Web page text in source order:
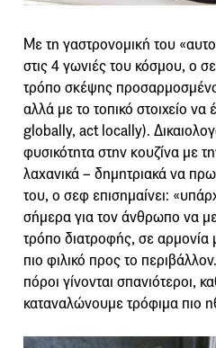
Με τη γαστρονομική του
στις 4 γωνιές του κόσμου, ο
τρόπο σκέψης
αλλά με το τοπικό στοιχείο
globally, act locally).
φυσικότητα στην κουζίνα με
λαχανικά – δημητριακά να
του, ο σεφ επισημαίνει:
σήμερα για τον άνθρωπο να
τρόπο διατροφής, σε αρμονία
πιο φιλικό προς το
πόροι γίνονται σπανιότεροι,
καταναλώνουμε τρόφιμα πιο